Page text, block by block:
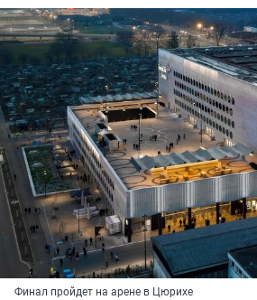
Финал пройдет на арене в Цюрихе